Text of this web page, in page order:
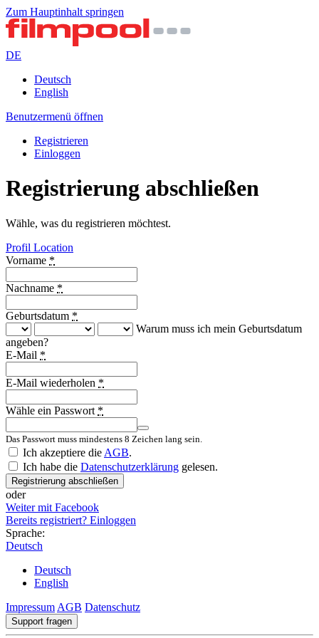
Zum Hauptinhalt springen
DE
Deutsch
English
Benutzermenü öffnen
Registrieren
Einloggen
Registrierung abschließen
Wähle, was du registrieren möchtest.
Profil Location
Vorname *
Nachname *
Geburtsdatum *
Warum muss ich mein Geburtsdatum
angeben?
E-Mail *
E-Mail wiederholen *
Wähle ein Passwort *
Das Passwort muss mindestens 8 Zeichen lang sein.
Country
Ich akzeptiere die AGB.
Ich habe die Datenschutzerklärung gelesen.
Registrierung abschließen
oder
Weiter mit Facebook
Bereits registriert? Einloggen
Sprache:
Deutsch
Deutsch
English
Impressum AGB Datenschutz
Support fragen